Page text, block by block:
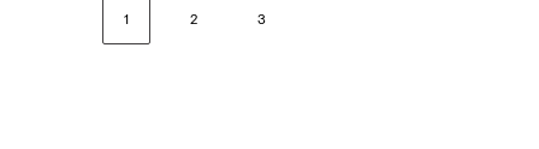
1 2 3